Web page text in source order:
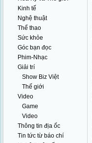
Kinh tế
Nghệ thuật
Thể thao
Sức khỏe
Góc bạn đọc
Phim-Nhạc
Giải trí
Show Biz Việt
Thế giới
Video
Game
Video
Thông tin địa ốc
Tin tức từ báo chí